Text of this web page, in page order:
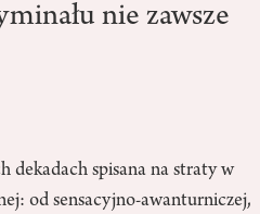
nie zawsze
dekadach spisana na straty w
od sensacyjno-awanturniczej,